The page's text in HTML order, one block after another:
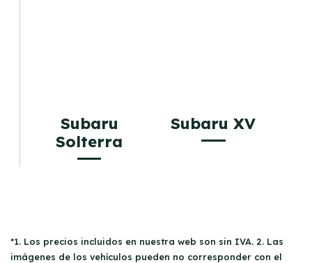
Subaru
Solterra
Subaru XV
*1. Los precios incluidos en nuestra web son sin IVA. 2. Las
imágenes de los vehículos pueden no corresponder con el